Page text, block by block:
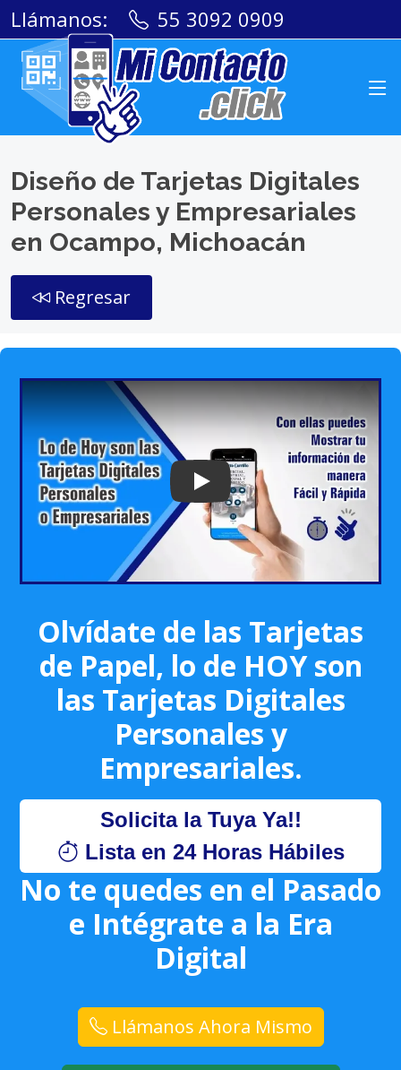
Llámanos: 55 3092 0909
Diseño de Tarjetas Digitales
Personales y Empresariales
en Ocampo, Michoacán
Regresar
Play: Keynote (Google I/O '18)
Olvídate de las Tarjetas
de Papel, lo de HOY son
las Tarjetas Digitales
Personales y
Empresariales.
Solicita la Tuya Ya!!
Lista en 24 Horas Hábiles
No te quedes en el Pasado
e Intégrate a la Era
Digital
Llámanos Ahora Mismo